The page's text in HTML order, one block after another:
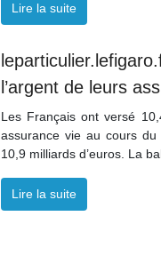
Lire la suite
l’argent de leurs
Les Français ont versé
assurance vie au cours
10,9 milliards d’euros. La
Lire la suite